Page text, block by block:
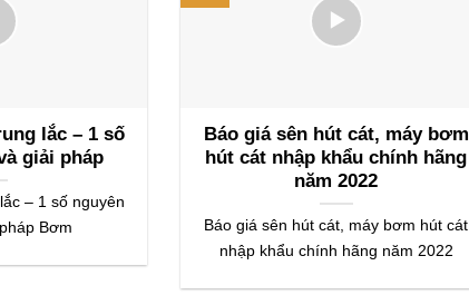
lắc – 1 số
giải pháp
– 1 số nguyên
Bơm
Báo giá sên hút cát, máy bơm
hút cát nhập khẩu chính hãng
năm 2022
Báo giá sên hút cát, máy bơm hút cát
nhập khẩu chính hãng năm 2022